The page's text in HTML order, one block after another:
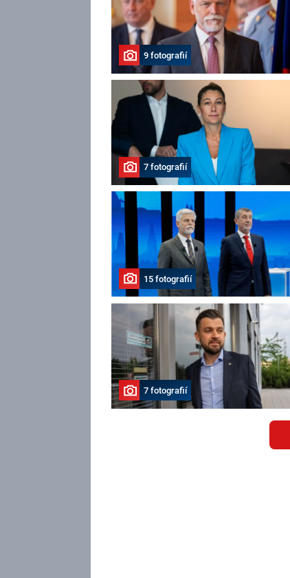
9 fotografií
7 fotografií
15 fotografií
7 fotografií